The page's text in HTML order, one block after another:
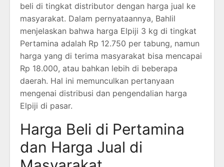
beli di tingkat distributor dengan harga jual ke
masyarakat. Dalam pernyataannya, Bahlil
menjelaskan bahwa harga Elpiji 3 kg di tingkat
Pertamina adalah Rp 12.750 per tabung, namun
harga yang di terima masyarakat bisa mencapai
Rp 18.000, atau bahkan lebih di beberapa
daerah. Hal ini memunculkan pertanyaan
mengenai distribusi dan pengendalian harga
Elpiji di pasar.
Harga Beli di Pertamina
dan Harga Jual di